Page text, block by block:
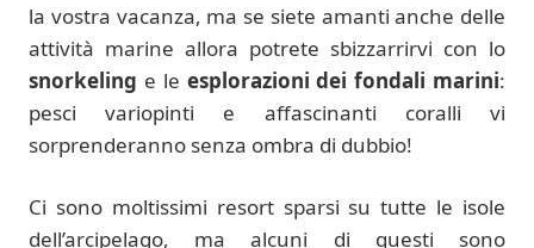
la vostra vacanza, ma se siete amanti anche delle
attività marine allora potrete sbizzarrirvi con lo
snorkeling e le esplorazioni dei fondali marini:
pesci variopinti e affascinanti coralli vi
sorprenderanno senza ombra di dubbio!
Ci sono moltissimi resort sparsi su tutte le isole
dell’arcipelago, ma alcuni di questi sono